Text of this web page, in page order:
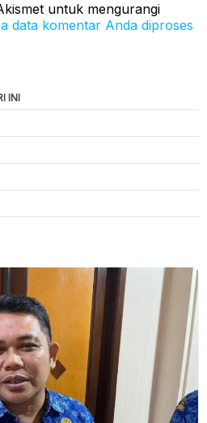
untuk mengurangi
data komentar Anda diproses
INI